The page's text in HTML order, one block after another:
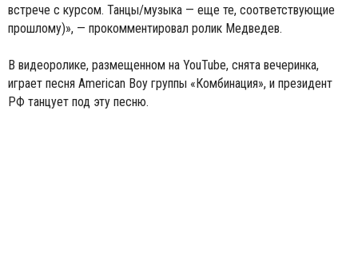
встрече с курсом. Танцы/музыка — еще те, соответствующие
прошлому)», — прокомментировал ролик Медведев.
В видеоролике, размещенном на YouTube, снята вечеринка,
играет песня American Boy группы «Комбинация», и президент
РФ танцует под эту песню.